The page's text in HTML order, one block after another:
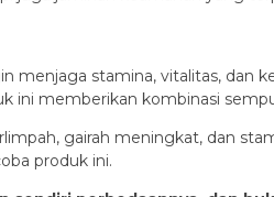
menjaga stamina, vitalitas, dan
ini memberikan kombinasi
gairah meningkat, dan
produk ini.